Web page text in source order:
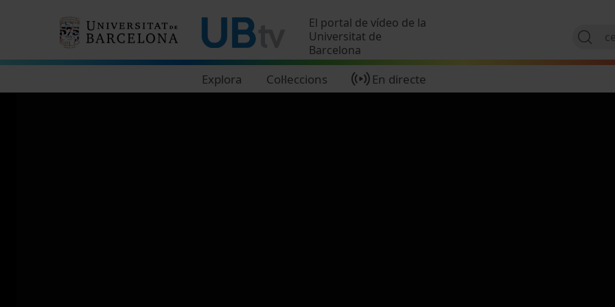
El portal de vídeo de la
Universitat de
Barcelona
Explora Col·leccions En directe